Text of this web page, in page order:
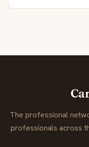
The professional
professionals across